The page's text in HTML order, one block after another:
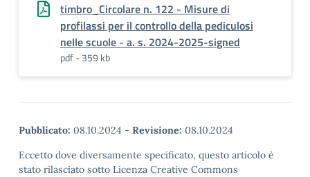
timbro_Circolare n. 122 - Misure di
profilassi per il controllo della pediculosi
nelle scuole - a. s. 2024-2025-signed
pdf - 359 kb
Pubblicato: 08.10.2024 - Revisione: 08.10.2024
Eccetto dove diversamente specificato, questo articolo è
stato rilasciato sotto Licenza Creative Commons